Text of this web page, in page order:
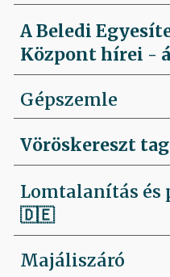
A Beledi
Központ hírei -
Gépszemle
Vöröskereszt
Lomtalanítás és
🇩🇪
Majáliszáró